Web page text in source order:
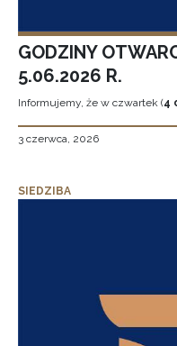
GODZINY
5.06.2026 R.
Informujemy, że w czwartek (4
3 czerwca, 2026
SIEDZIBA